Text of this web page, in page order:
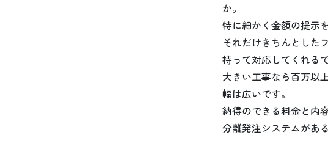
か。
特に細かく金額の提示
それだけきちんとした
持って対応してくれる
大きい工事なら百万以
幅は広いです。
納得のできる料金と内
分離発注システムがあ